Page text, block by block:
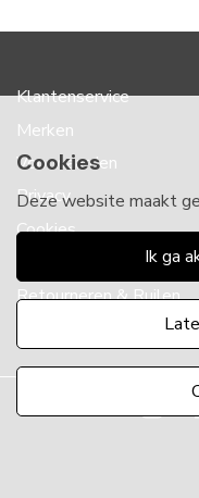
Klantenservice
Merken
Voorwaarden
Privacy
Cookies
Retourneren & Ruilen
Cookies
Deze website maakt
ik ga